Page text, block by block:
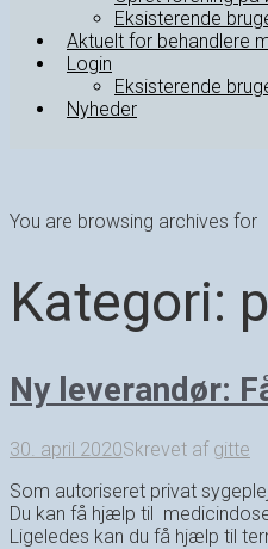
Eksisterende
Aktuelt for behandlere
Login
Eksisterende
Nyheder
You are browsing archives for
Kategori:
Ny leverandør:
30. april 2020Skrevet af gitte
Som autoriseret privat
Du kan få hjælp til
Ligeledes kan du få hjælp til